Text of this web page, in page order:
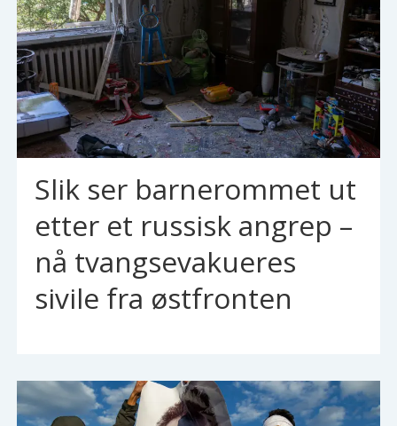
Slik ser barnerommet ut
etter et russisk angrep –
nå tvangsevakueres
sivile fra østfronten